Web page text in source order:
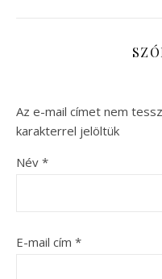
Az e-mail címet nem
karakterrel jelöltük
Név *
E-mail cím *